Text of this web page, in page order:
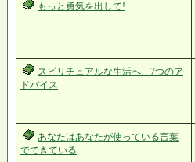
もっと勇気を出して!
スピリチュアルな生活へ、7つのア
ドバイス
あなたはあなたが使っている言葉
でできている